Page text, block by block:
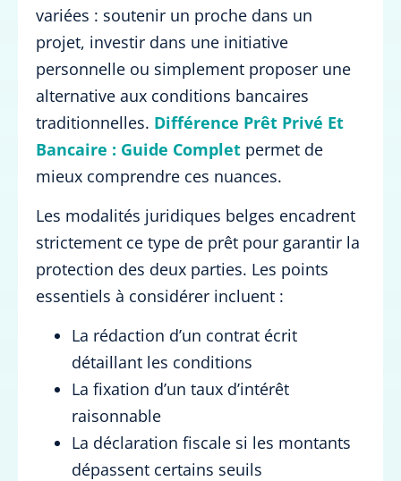
variées : soutenir un proche dans un
projet, investir dans une initiative
personnelle ou simplement proposer une
alternative aux conditions bancaires
traditionnelles. Différence Prêt Privé Et
Bancaire : Guide Complet permet de
mieux comprendre ces nuances.
Les modalités juridiques belges encadrent
strictement ce type de prêt pour garantir la
protection des deux parties. Les points
essentiels à considérer incluent :
La rédaction d’un contrat écrit
détaillant les conditions
La fixation d’un taux d’intérêt
raisonnable
La déclaration fiscale si les montants
dépassent certains seuils